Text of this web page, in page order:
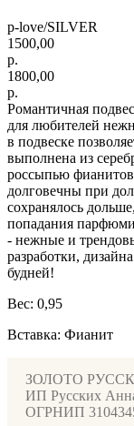
p-love/SILVER
1500,00
р.
1800,00
р.
Романтичная
для любителей
в подвеске
выполнена из
россыпью
долговечны при
сохранялось
попадания
- нежные и
разработки,
будней!
Вес: 0,95
Вставка: Фианит
ЗОЛОТО
ИП Русских
ОГРНИП